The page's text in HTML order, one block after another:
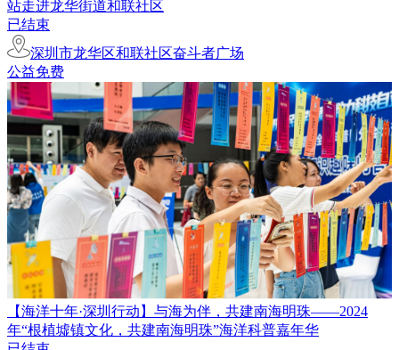
站走进龙华街道和联社区
已结束
深圳市龙华区和联社区奋斗者广场
公益免费
【海洋十年·深圳行动】与海为伴，共建南海明珠——2024
年“根植墟镇文化，共建南海明珠”海洋科普嘉年华